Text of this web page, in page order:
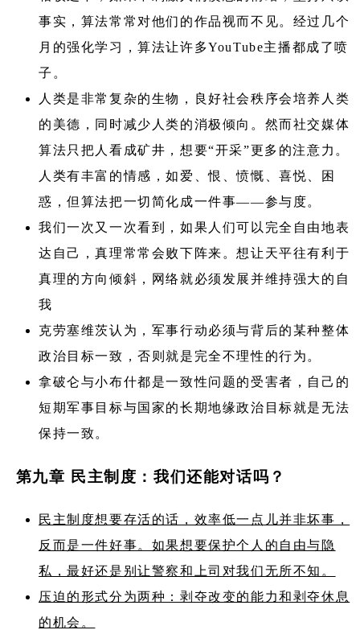
事实，算法常常对他们的作品视而不见。经过几个
月的强化学习，算法让许多YouTube主播都成了喷
子。
人类是非常复杂的生物，良好社会秩序会培养人类
的美德，同时减少人类的消极倾向。然而社交媒体
算法只把人看成矿井，想要“开采”更多的注意力。
人类有丰富的情感，如爱、恨、愤慨、喜悦、困
惑，但算法把一切简化成一件事——参与度。
我们一次又一次看到，如果人们可以完全自由地表
达自己，真理常常会败下阵来。想让天平往有利于
真理的方向倾斜，网络就必须发展并维持强大的自
我
克劳塞维茨认为，军事行动必须与背后的某种整体
政治目标一致，否则就是完全不理性的行为。
拿破仑与小布什都是一致性问题的受害者，自己的
短期军事目标与国家的长期地缘政治目标就是无法
保持一致。
第九章 民主制度：我们还能对话吗？
民主制度想要存活的话，效率低一点儿并非坏事，
反而是一件好事。如果想要保护个人的自由与隐
私，最好还是别让警察和上司对我们无所不知。
压迫的形式分为两种：剥夺改变的能力和剥夺休息
的机会。